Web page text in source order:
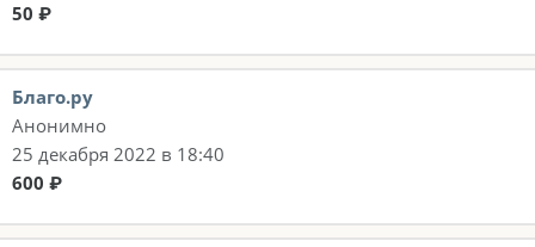
50 ₽
Благо.ру
Анонимно
25 декабря 2022 в 18:40
600 ₽